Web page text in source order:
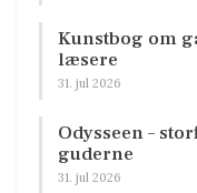
Kunstbog om
læsere
31. jul 2026
Odysseen –
guderne
31. jul 2026